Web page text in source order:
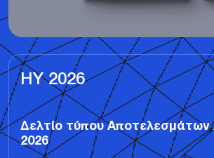
HY 2026
Δελτίο τύπου Αποτελεσμάτων
2026